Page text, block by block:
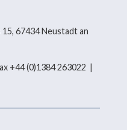
15, 67434 Neustadt an
+44 (0)1384 263022 |